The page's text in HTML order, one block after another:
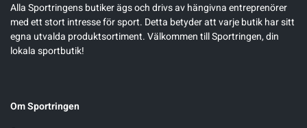
Alla Sportringens butiker ägs och drivs av hängivna entreprenörer
med ett stort intresse för sport. Detta betyder att varje butik har sitt
egna utvalda produktsortiment. Välkommen till Sportringen, din
lokala sportbutik!
Om Sportringen